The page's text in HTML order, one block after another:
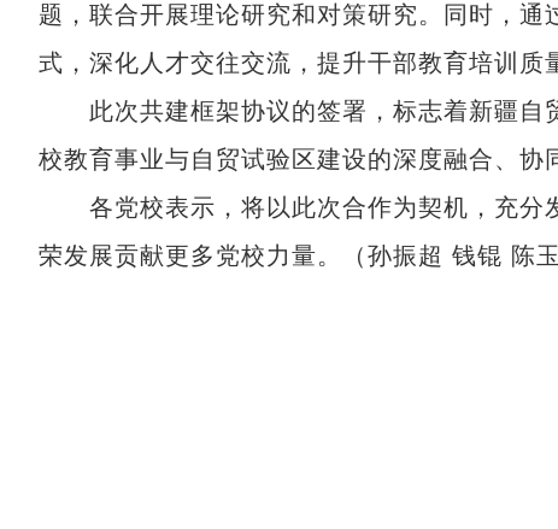
题，联合开展理论研究和对策研究。同时，通
式，深化人才交往交流，提升干部教育培训质
此次共建框架协议的签署，标志着新疆自
校教育事业与自贸试验区建设的深度融合、协
各党校表示，将以此次合作为契机，充分
荣发展贡献更多党校力量。（孙振超 钱锟 陈玉